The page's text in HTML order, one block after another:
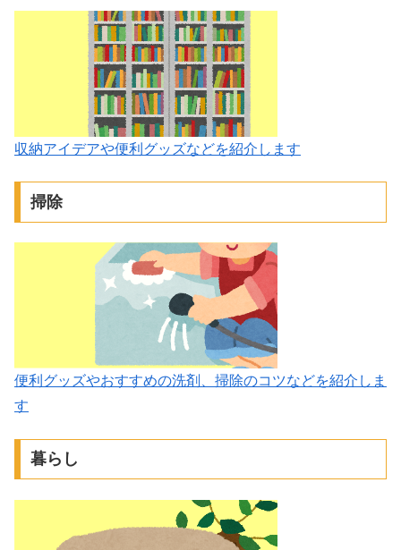
収納アイデアや便利グッズなどを紹介します
掃除
便利グッズやおすすめの洗剤、掃除のコツなどを紹介しま
す
暮らし